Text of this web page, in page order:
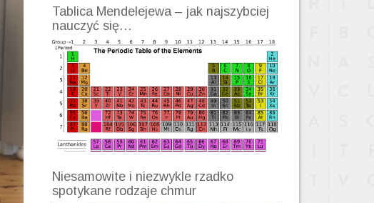
Tablica Mendelejewa – jak najszybciej
nauczyć się…
Niesamowite i niezwykle rzadko
spotykane rodzaje chmur